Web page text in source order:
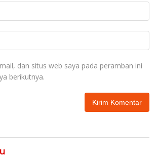
dan situs web saya pada peramban ini
berikutnya.